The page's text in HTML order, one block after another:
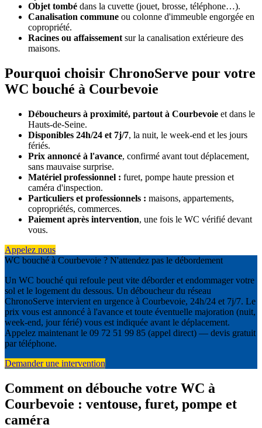
Objet tombé dans la cuvette (jouet, brosse, téléphone…).
Canalisation commune ou colonne d'immeuble engorgée en
copropriété.
Racines ou affaissement sur la canalisation extérieure des
maisons.
Pourquoi choisir ChronoServe pour votre
WC bouché à Courbevoie
Déboucheurs à proximité, partout à Courbevoie et dans le
Hauts-de-Seine.
Disponibles 24h/24 et 7j/7, la nuit, le week-end et les jours
fériés.
Prix annoncé à l'avance, confirmé avant tout déplacement,
sans mauvaise surprise.
Matériel professionnel : furet, pompe haute pression et
caméra d'inspection.
Particuliers et professionnels : maisons, appartements,
copropriétés, commerces.
Paiement après intervention, une fois le WC vérifié devant
vous.
Appelez nous
WC bouché à Courbevoie ? N'attendez pas le débordement
Un WC bouché qui refoule peut vite déborder et endommager votre
sol et le logement du dessous. Un déboucheur du réseau
ChronoServe intervient en urgence à Courbevoie, 24h/24 et 7j/7. Le
prix vous est annoncé à l'avance et toute éventuelle majoration (nuit,
week-end, jour férié) vous est indiquée avant le déplacement.
Appelez maintenant le 09 72 51 99 85 (appel direct) — devis gratuit
par téléphone.
Demander une intervention
Comment on débouche votre WC à
Courbevoie : ventouse, furet, pompe et
caméra